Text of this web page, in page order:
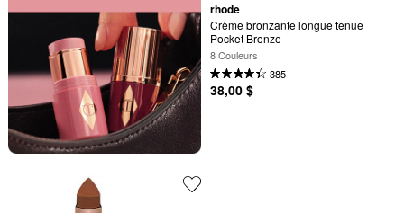
rhode
Crème bronzante longue tenue
Pocket Bronze
8 Couleurs
385
38,00 $